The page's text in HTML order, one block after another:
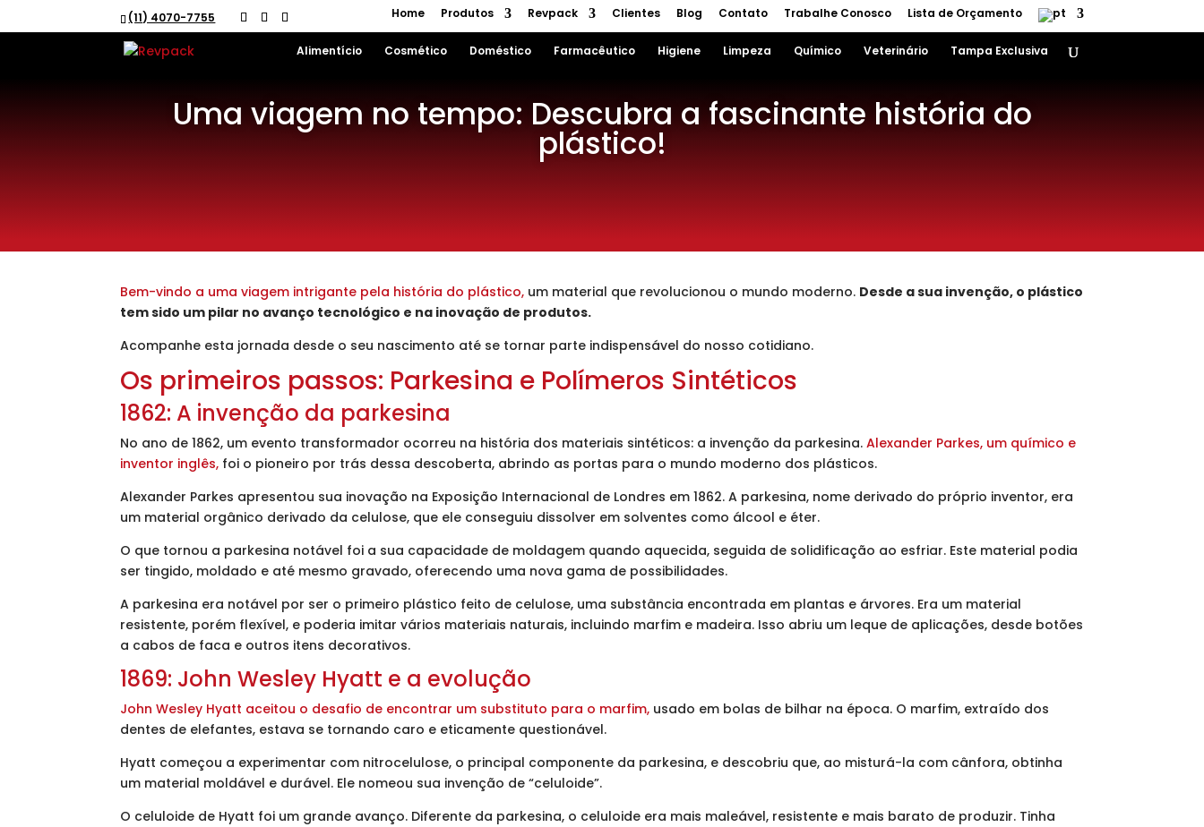
(11) 4070-7755 Home Produtos Revpack Clientes Blog Contato Trabalhe Conosco Lista de Orçamento
Alimentício Cosmético Doméstico Farmacêutico Higiene Limpeza Químico Veterinário Tampa Exclusiva
Uma viagem no tempo: Descubra a fascinante história do
plástico!
Bem-vindo a uma viagem intrigante pela história do plástico, um material que revolucionou o mundo moderno. Desde a sua invenção, o plástico
tem sido um pilar no avanço tecnológico e na inovação de produtos.
Acompanhe esta jornada desde o seu nascimento até se tornar parte indispensável do nosso cotidiano.
Os primeiros passos: Parkesina e Polímeros Sintéticos
1862: A invenção da parkesina
No ano de 1862, um evento transformador ocorreu na história dos materiais sintéticos: a invenção da parkesina.Alexander Parkes, um químico e
inventor inglês, foi o pioneiro por trás dessa descoberta, abrindo as portas para o mundo moderno dos plásticos.
Alexander Parkes apresentou sua inovação na Exposição Internacional de Londres em 1862. A parkesina, nome derivado do próprio inventor, era
um material orgânico derivado da celulose, que ele conseguiu dissolver em solventes como álcool e éter.
O que tornou a parkesina notável foi a sua capacidade de moldagem quando aquecida, seguida de solidificação ao esfriar. Este material podia
ser tingido, moldado e até mesmo gravado, oferecendo uma nova gama de possibilidades.
A parkesina era notável por ser o primeiro plástico feito de celulose, uma substância encontrada em plantas e árvores. Era um material
resistente, porém flexível, e poderia imitar vários materiais naturais, incluindo marfim e madeira. Isso abriu um leque de aplicações, desde botões
a cabos de faca e outros itens decorativos.
1869: John Wesley Hyatt e a evolução
John Wesley Hyatt aceitou o desafio de encontrar um substituto para o marfim, usado em bolas de bilhar na época. O marfim, extraído dos
dentes de elefantes, estava se tornando caro e eticamente questionável.
Hyatt começou a experimentar com nitrocelulose, o principal componente da parkesina, e descobriu que, ao misturá-la com cânfora, obtinha
um material moldável e durável. Ele nomeou sua invenção de “celuloide”.
O celuloide de Hyatt foi um grande avanço. Diferente da parkesina, o celuloide era mais maleável, resistente e mais barato de produzir. Tinha